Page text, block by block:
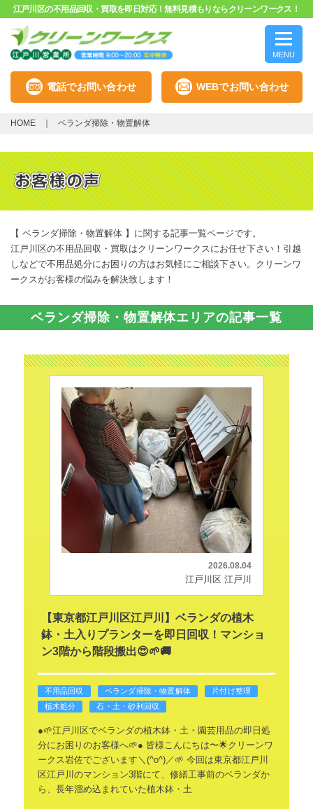
江戸川区の不用品回収・買取を即日対応！無料見積もりならクリーンワークス！
MENU
電話でお問い合わせ WEBでお問い合わせ
HOME ベランダ掃除・物置解体
【 ベランダ掃除・物置解体 】に関する記事一覧ページです。
江戸川区の不用品回収・買取はクリーンワークスにお任せ下さい！引越
しなどで不用品処分にお困りの方はお気軽にご相談下さい。クリーンワ
ークスがお客様の悩みを解決致します！
ベランダ掃除・物置解体エリアの記事一覧
2026.08.04
江戸川区 江戸川
【東京都江戸川区江戸川】ベランダの植木
鉢・土入りプランターを即日回収！マンショ
ン3階から階段搬出😍🌱🚚
不用品回収 ベランダ掃除・物置解体
片付け整理
植木処分
石・土・砂利回収
●🌱江戸川区でベランダの植木鉢・土・園芸用品の即日処
分にお困りのお客様へ🌱● 皆様こんにちは〜🌟クリーンワ
ークス岩佐でございます＼(^o^)／🌱 今回は東京都江戸川
区江戸川のマンション3階にて、修繕工事前のベランダか
ら、長年溜め込まれていた植木鉢・土